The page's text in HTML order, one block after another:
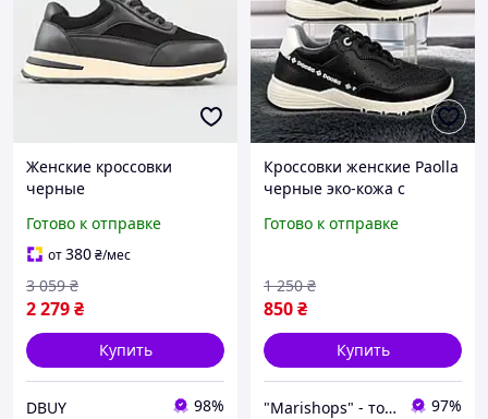
Женские кроссовки
черные
замша демисезонные
спортивные DBUY Жіночі
кросівки чорні
комбіновані шкіра замша
Готово к отправке
от380₴/мес
2 279₴
3 059 ₴
Купить
DBUY 98%
Кроссовки женские Paolla
черные эко-кожа с
Готово к отправке
850₴
1 250 ₴
Купить
"Marishops" - товары для всей семьи. 97%